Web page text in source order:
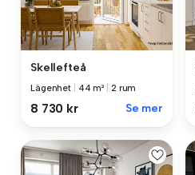
Skellefteå
Lägenhet 44 m² 2 rum
8 730 kr Se mer